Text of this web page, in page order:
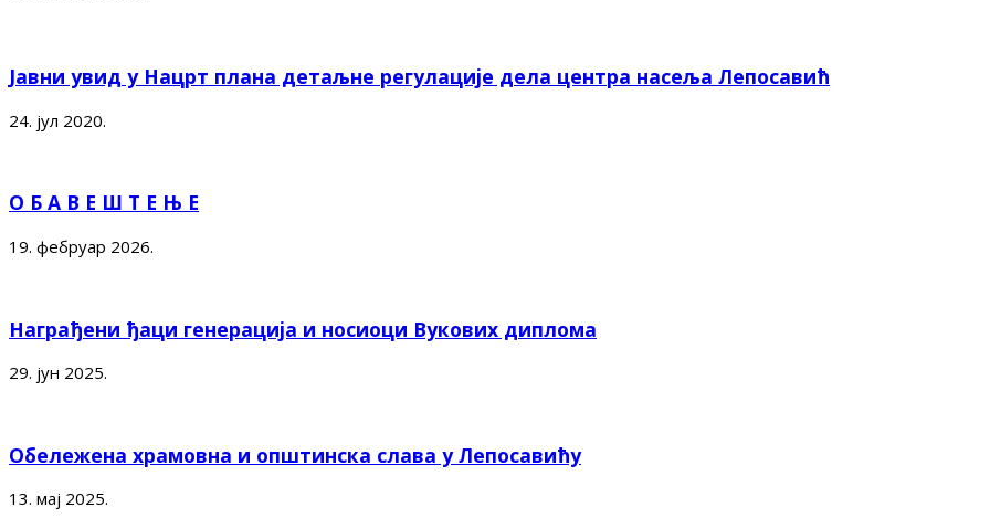
Јавни увид у Нацрт плана детаљне регулације дела центра насеља Лепосавић
24. јул 2020.
О Б А В Е Ш Т Е Њ Е
19. фебруар 2026.
Награђени ђаци генерација и носиоци Вукових диплома
29. јун 2025.
Обележена храмовна и општинска слава у Лепосавићу
13. мај 2025.